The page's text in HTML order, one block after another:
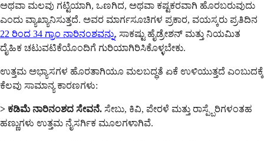
ಅಥವಾ ಮಲವು ಗಟ್ಟಿಯಾಗಿ, ಒಣಗಿದ, ಅಥವಾ ಕಷ್ಟಕರವಾಗಿ ಹೊರಬರುವುದು
ಎಂದು ವ್ಯಾಖ್ಯಾನಿಸುತ್ತದೆ. ಅವರ ಮಾರ್ಗಸೂಚಿಗಳ ಪ್ರಕಾರ, ವಯಸ್ಕರು ಪ್ರತಿದಿನ
22 ರಿಂದ 34 ಗ್ರಾಂ ನಾರಿನಂಶವನ್ನು, ಸಾಕಷ್ಟು ಹೈಡ್ರೇಶನ್ ಮತ್ತು ನಿಯಮಿತ
ದೈಹಿಕ ಚಟುವಟಿಕೆಯೊಂದಿಗೆ ಗುರಿಯಾಗಿರಿಸಿಕೊಳ್ಳಬೇಕು.
ಉತ್ತಮ ಅಭ್ಯಾಸಗಳ ಹೊರತಾಗಿಯೂ ಮಲಬದ್ಧತೆ ಏಕೆ ಉಳಿಯುತ್ತದೆ ಎಂಬುದಕ್ಕೆ
ಕೆಲವು ಸಾಮಾನ್ಯ ಕಾರಣಗಳು:
> ಕಡಿಮೆ ನಾರಿನಂಶದ ಸೇವನೆ. ಸೇಬು, ಕಿವಿ, ಪೇರಳೆ ಮತ್ತು ರಾಸ್ಪ್ಬೆರಿಗಳಂತಹ
ಹಣ್ಣುಗಳು ಉತ್ತಮ ನೈಸರ್ಗಿಕ ಮೂಲಗಳಾಗಿವೆ.